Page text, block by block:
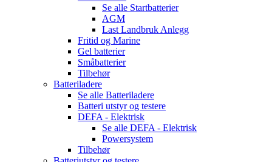
Se alle Startbatterier
AGM
Last Landbruk Anlegg
Fritid og Marine
Gel batterier
Småbatterier
Tilbehør
Batteriladere
Se alle Batteriladere
Batteri utstyr og testere
DEFA - Elektrisk
Se alle DEFA - Elektrisk
Powersystem
Tilbehør